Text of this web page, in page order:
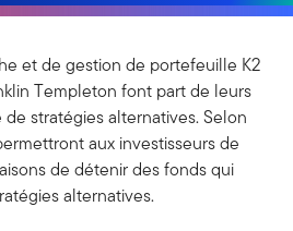
et de gestion de portefeuille K2
Templeton font part de leurs
stratégies alternatives. Selon
aux investisseurs de
de détenir des fonds qui
alternatives.